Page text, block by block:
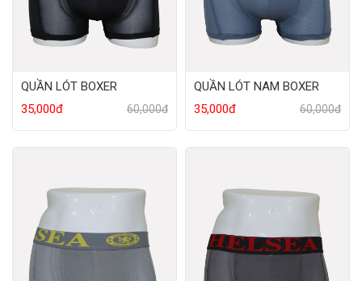
QUẦN LÓT BOXER
35,000đ
60,000đ
QUẦN LÓT NAM BOXER
35,000đ
60,000đ